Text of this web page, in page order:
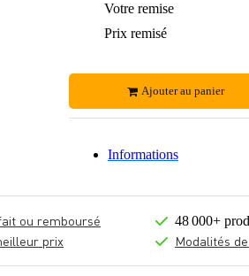
Votre remise
Prix remisé
Ajouter au panier
Informations
ou remboursé
prix
48 000+
Modalités